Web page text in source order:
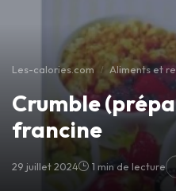
Les-calories.com Aliments et
Crumble
francine
29 juillet 2024 1 min de lecture